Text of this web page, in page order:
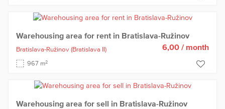
Warehousing area for rent in Bratislava-Ružinov
Bratislava-Ružinov (Bratislava II)
967 m2
6,00 / month
Warehousing area for sell in Bratislava-Ružinov